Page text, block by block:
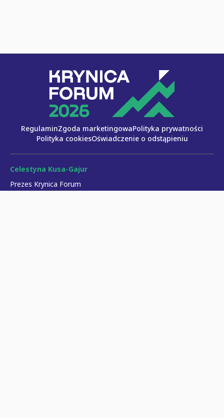
RegulaminZgoda marketingowaPolityka prywatności
Polityka cookiesOświadczenie o odstąpieniu
Celestyna Kusa-Gajur
Prezes Krynica Forum